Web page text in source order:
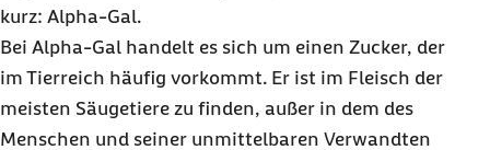
kurz: Alpha-Gal.
Bei Alpha-Gal handelt es sich um einen Zucker, der
im Tierreich häufig vorkommt. Er ist im Fleisch der
meisten Säugetiere zu finden, außer in dem des
Menschen und seiner unmittelbaren Verwandten